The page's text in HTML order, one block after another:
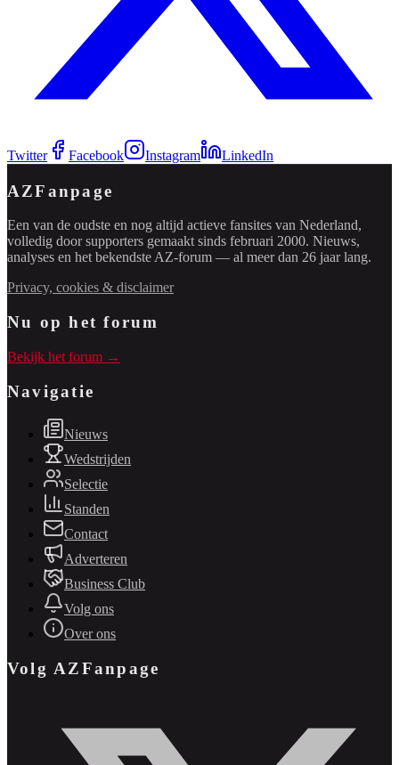
Twitter Facebook Instagram LinkedIn
AZFanpage
Een van de oudste en nog altijd actieve fansites van Nederland,
volledig door supporters gemaakt sinds februari 2000. Nieuws,
analyses en het bekendste AZ-forum — al meer dan 26 jaar lang.
Privacy, cookies & disclaimer
Nu op het forum
Bekijk het forum →
Navigatie
Nieuws
Wedstrijden
Selectie
Standen
Contact
Adverteren
Business Club
Volg ons
Over ons
Volg AZFanpage